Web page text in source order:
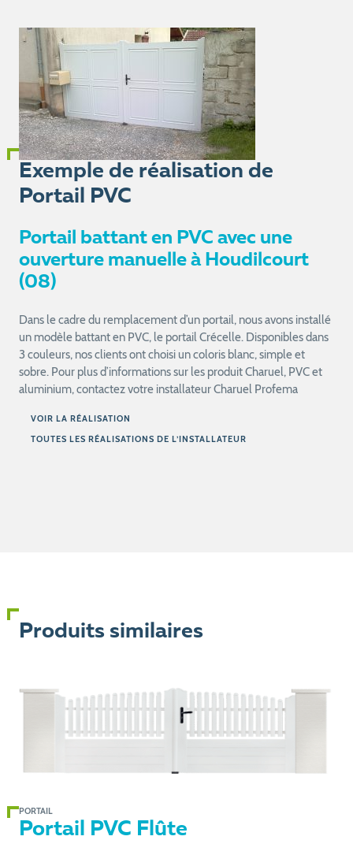
Exemple de réalisation de
Portail PVC
Portail battant en PVC avec une
ouverture manuelle à Houdilcourt
(08)
Dans le cadre du remplacement d’un portail, nous avons installé
un modèle battant en PVC, le portail Crécelle. Disponibles dans
3 couleurs, nos clients ont choisi un coloris blanc, simple et
sobre. Pour plus d’informations sur les produit Charuel, PVC et
aluminium, contactez votre installateur Charuel Profema
VOIR LA RÉALISATION
TOUTES LES RÉALISATIONS DE L’INSTALLATEUR
Produits similaires
PORTAIL
Portail PVC Flûte